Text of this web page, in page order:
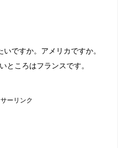
ですか。アメリカですか。
ところはフランスです。
ーリンク